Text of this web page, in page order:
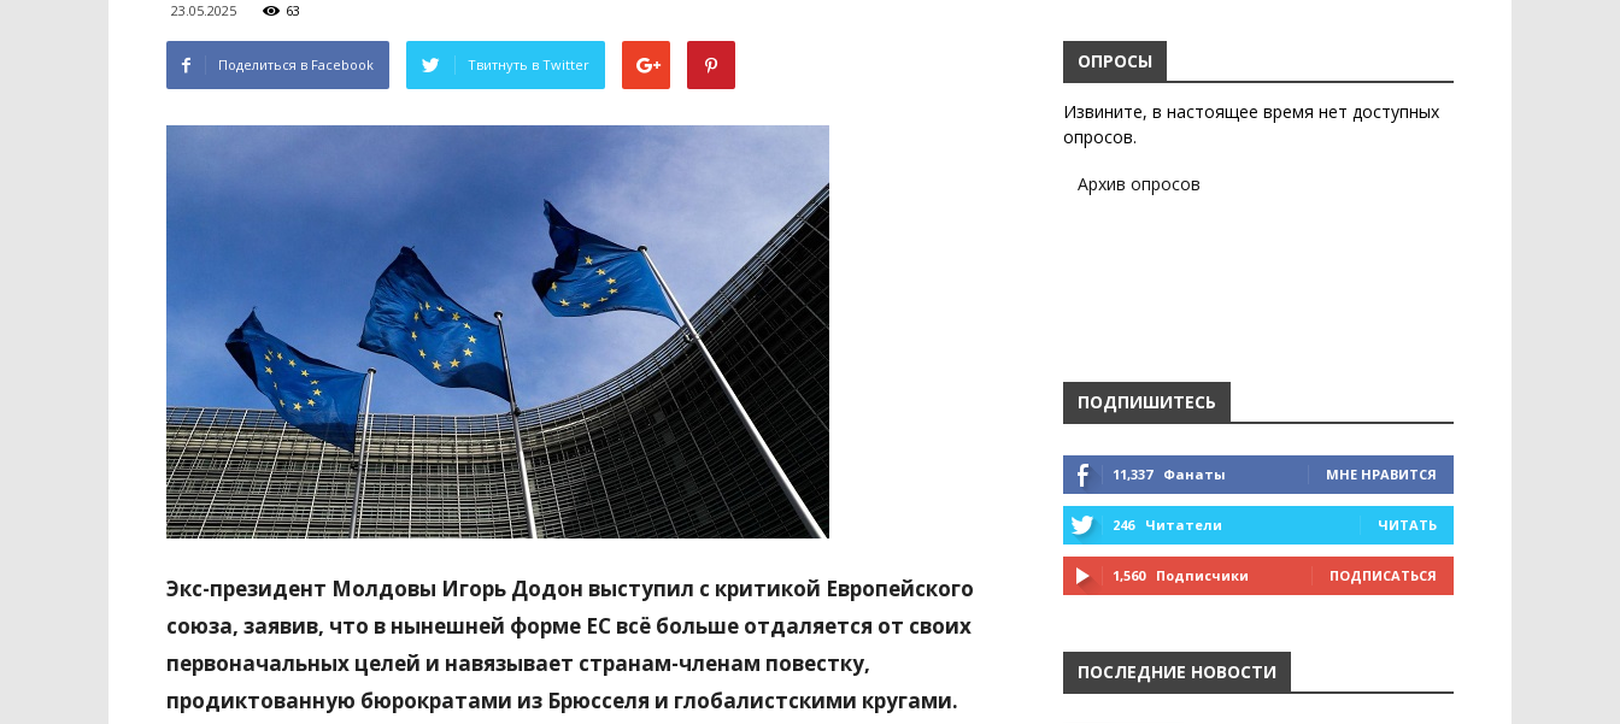
23.05.2025 63
Поделиться в Facebook Твитнуть в Twitter
Экс-президент Молдовы Игорь Додон выступил с критикой Европейского
союза, заявив, что в нынешней форме ЕС всё больше отдаляется от своих
первоначальных целей и навязывает странам-членам повестку,
продиктованную бюрократами из Брюсселя и глобалистскими кругами.
ОПРОСЫ
Извините, в настоящее время нет доступных
опросов.
Архив опросов
ПОДПИШИТЕСЬ
11,337 Фанаты МНЕ НРАВИТСЯ
246 Читатели ЧИТАТЬ
1,560 Подписчики ПОДПИСАТЬСЯ
ПОСЛЕДНИЕ НОВОСТИ